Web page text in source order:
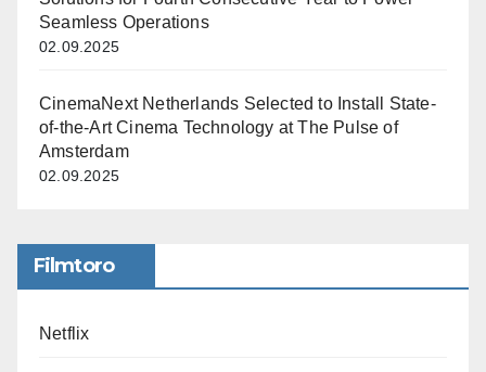
Seamless Operations
02.09.2025
CinemaNext Netherlands Selected to Install State-
of-the-Art Cinema Technology at The Pulse of
Amsterdam
02.09.2025
Filmtoro
Netflix